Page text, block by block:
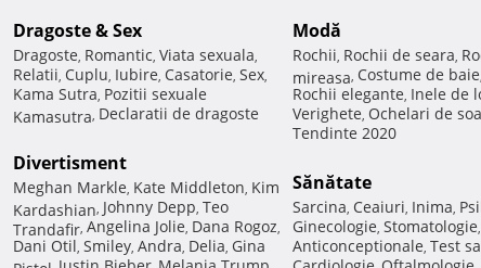
Dragoste & Sex
Dragoste, Romantic, Viata sexuala,
Relatii, Cuplu, Iubire, Casatorie, Sex,
Kama Sutra, Pozitii sexuale
Kamasutra, Declaratii de dragoste
Divertisment
Meghan Markle, Kate Middleton, Kim
Kardashian, Johnny Depp, Teo
Trandafir, Angelina Jolie, Dana Rogoz,
Dani Otil, Smiley, Andra, Delia, Gina
Modă
Rochii, Rochii de seara,
mireasa, Costume de baie,
Rochii elegante, Inele de
Verighete, Ochelari de
Tendinte 2020
Sănătate
Sarcina, Ceaiuri, Inima,
Ginecologie, Stomatologie,
Anticonceptionale, Test